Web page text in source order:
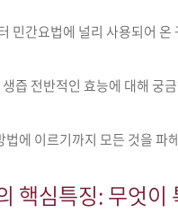
민간요법에 널리 사용되어
즙 전반적인 효능에 대해 궁
법에 이르기까지 모든 것을 파
핵심특징: 무엇이